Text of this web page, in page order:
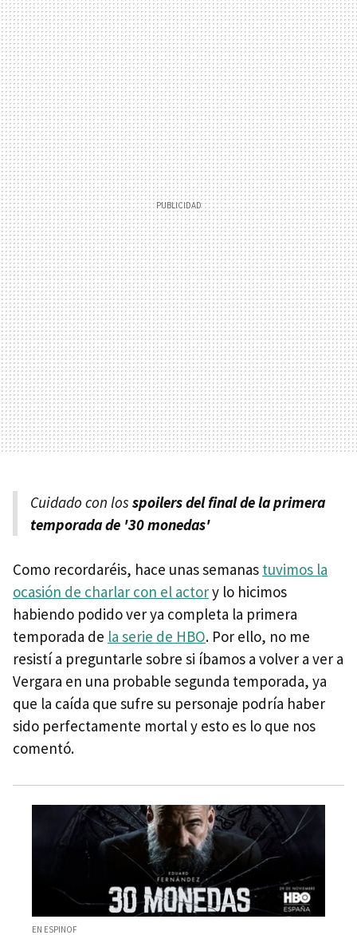
Cuidado con los spoilers del final de la primera
temporada de '30 monedas'
Como recordaréis, hace unas semanas tuvimos la
ocasión de charlar con el actory lo hicimos
habiendo podido ver ya completa la primera
temporada de la serie de HBO. Por ello, no me
resistí a preguntarle sobre si íbamos a volver a ver a
Vergara en una probable segunda temporada, ya
que la caída que sufre su personaje podría haber
sido perfectamente mortal y esto es lo que nos
comentó.
EN ESPINOF